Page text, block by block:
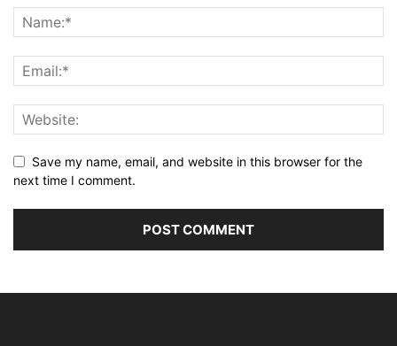
Save my name, email, and website in this browser for the
next time I comment.